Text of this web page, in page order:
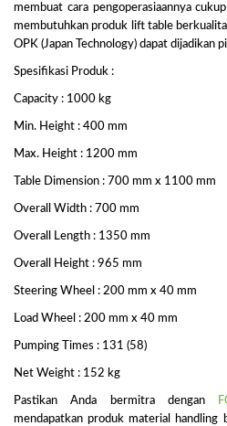
membuat cara pengoperasiaannya
membutuhkan produk lift table
OPK (Japan Technology) dapat dijadikan
Spesifikasi Produk :
Capacity : 1000 kg
Min. Height : 400 mm
Max. Height : 1200 mm
Table Dimension : 700 mm x 1100 mm
Overall Width : 700 mm
Overall Length : 1350 mm
Overall Height : 965 mm
Steering Wheel : 200 mm x 40 mm
Load Wheel : 200 mm x 40 mm
Pumping Times : 131 (58)
Net Weight : 152 kg
Pastikan Anda bermitra dengan
mendapatkan produk material handling